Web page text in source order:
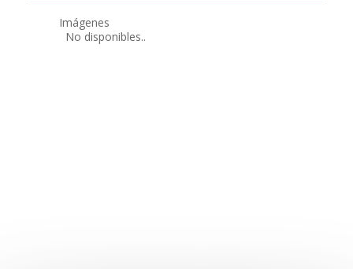
Imágenes
No disponibles..